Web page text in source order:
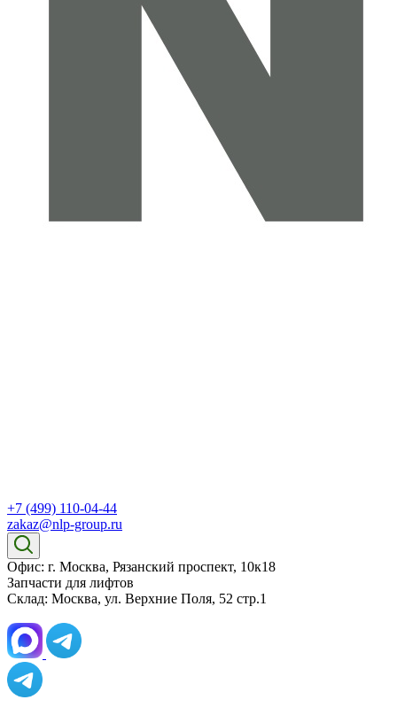
+7 (499) 110-04-44
zakaz@nlp-group.ru
Офис: г. Москва, Рязанский проспект, 10к18
Запчасти для лифтов
Склад: Москва, ул. Верхние Поля, 52 стр.1